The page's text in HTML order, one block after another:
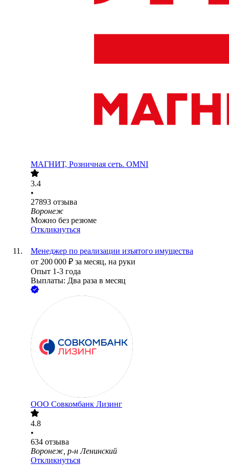
МАГНИТ, Розничная сеть. OMNI
3.4
•
27893 отзыва
Воронеж
Можно без резюме
Откликнуться
Менеджер по реализации изъятого имущества
от 200 000 ₽ за месяц, на руки
Опыт 1-3 года
Выплаты: Два раза в месяц
ООО Совкомбанк Лизинг
4.8
•
634 отзыва
Воронеж, р-н Ленинский
Откликнуться